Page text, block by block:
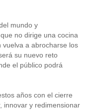
mundo y
no dirige una cocina
a abrocharse los
su nuevo reto
el público podrá
años con el cierre
innovar y redimensionar